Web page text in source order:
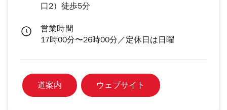
口2）徒歩5分
営業時間
17時00分〜26時00分／定休日は日曜
道案内 ウェブサイト